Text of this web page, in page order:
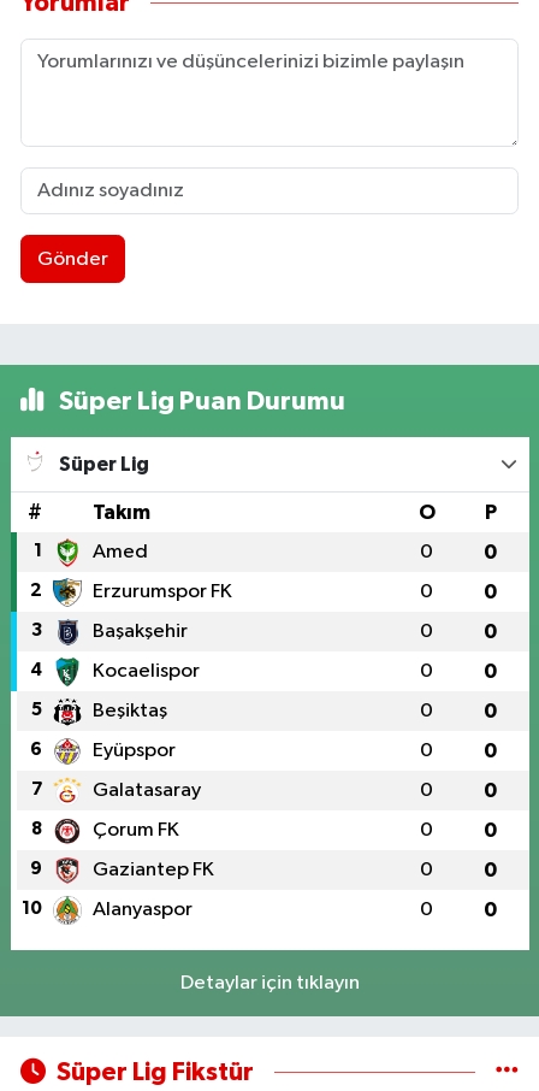
Gönder
Süper Lig Puan Durumu
Süper Lig
# Takım O P
1 Amed 0 0
2 Erzurumspor FK 0 0
3 Başakşehir 0 0
4 Kocaelispor 0 0
5 Beşiktaş 0 0
6 Eyüpspor 0 0
7 Galatasaray 0 0
8 Çorum FK 0 0
9 Gaziantep FK 0 0
10 Alanyaspor 0 0
Detaylar için tıklayın
Süper Lig Fikstür